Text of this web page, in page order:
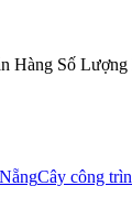
Hàng Số
Cây công